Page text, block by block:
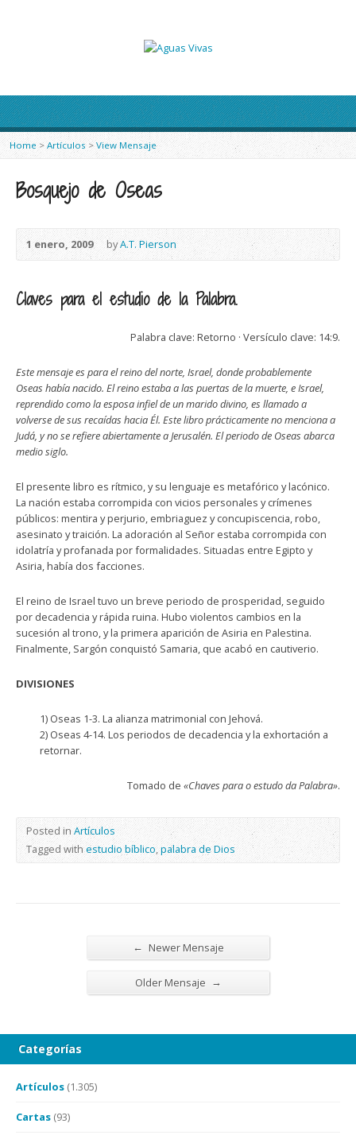
Home > Artículos > View Mensaje
Bosquejo de Oseas
1 enero, 2009 byA.T. Pierson
Claves para el estudio de la Palabra.
Palabra clave: Retorno · Versículo clave: 14:9.
Este mensaje es para el reino del norte, Israel, donde probablemente
Oseas había nacido. El reino estaba a las puertas de la muerte, e Israel,
reprendido como la esposa infiel de un marido divino, es llamado a
volverse de sus recaídas hacia Él. Este libro prácticamente no menciona a
Judá, y no se refiere abiertamente a Jerusalén. El periodo de Oseas abarca
medio siglo.
El presente libro es rítmico, y su lenguaje es metafórico y lacónico.
La nación estaba corrompida con vicios personales y crímenes
públicos: mentira y perjurio, embriaguez y concupiscencia, robo,
asesinato y traición. La adoración al Señor estaba corrompida con
idolatría y profanada por formalidades. Situadas entre Egipto y
Asiria, había dos facciones.
El reino de Israel tuvo un breve periodo de prosperidad, seguido
por decadencia y rápida ruina. Hubo violentos cambios en la
sucesión al trono, y la primera aparición de Asiria en Palestina.
Finalmente, Sargón conquistó Samaria, que acabó en cautiverio.
DIVISIONES
1) Oseas 1-3. La alianza matrimonial con Jehová.
2) Oseas 4-14. Los periodos de decadencia y la exhortación a
retornar.
Tomado de «Chaves para o estudo da Palabra».
Posted in Artículos
Tagged withestudio bíblico,palabra de Dios
← Newer Mensaje
Older Mensaje →
Categorías
Artículos (1.305)
Cartas (93)